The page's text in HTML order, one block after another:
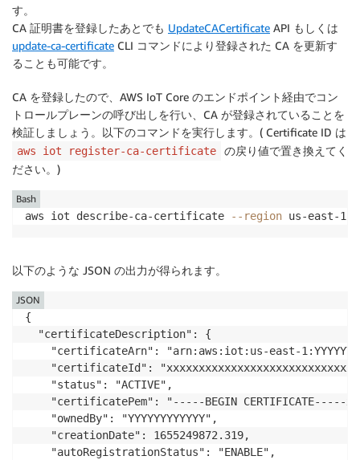
す。
CA 証明書を登録したあとでも UpdateCACertificate API もしくは
update-ca-certificate CLI コマンドにより登録された CA を更新す
ることも可能です。
CA を登録したので、AWS IoT Core のエンドポイント経由でコン
トロールプレーンの呼び出しを行い、CA が登録されていることを
検証しましょう。以下のコマンドを実行します。( Certificate ID は
aws iot register-ca-certificate
の戻り値で置き換えてく
ださい。)
aws iot describe-ca-certificate --region us-east-
Bash
以下のような JSON の出力が得られます。
{
  "certificateDescription": {
"certificateArn": "arn:aws:iot:us-east-
"certificateId":
    "status": "ACTIVE",
"certificatePem": "-----BEGIN CERTIFICATE-----
    "ownedBy": "YYYYYYYYYYYY",
    "creationDate": 1655249872.319,
    "autoRegistrationStatus": "ENABLE",
JSON